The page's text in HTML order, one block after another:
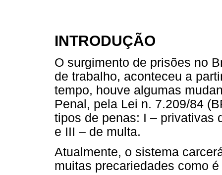
INTRODUÇÃO
O surgimento de prisões no
de trabalho, aconteceu a
tempo, houve algumas
Penal, pela Lei n. 7.209/84
tipos de penas: I – privativas
e III – de multa.
Atualmente, o sistema
muitas precariedades como